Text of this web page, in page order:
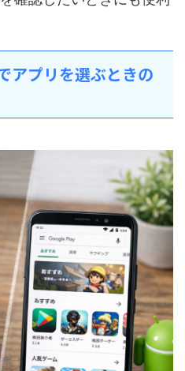
プリを選ぶときの